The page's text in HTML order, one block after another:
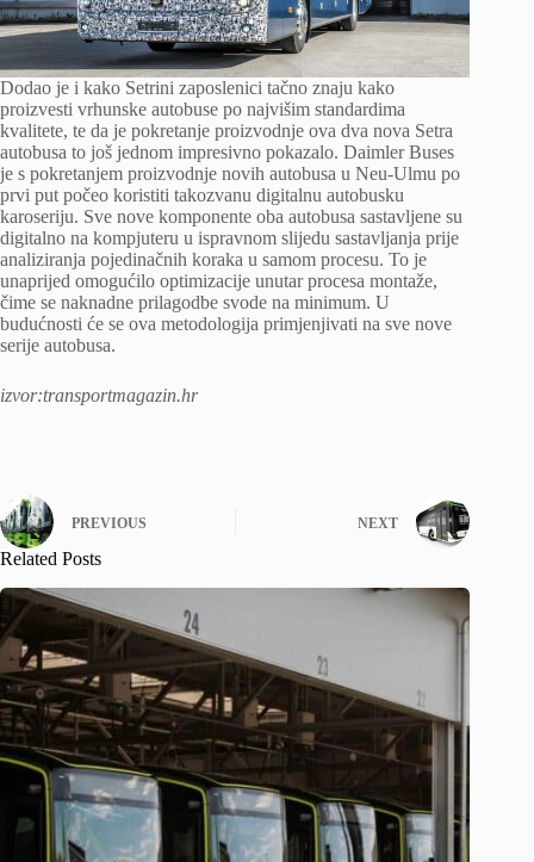
Dodao je i kako Setrini zaposlenici tačno znaju kako
proizvesti vrhunske autobuse po najvišim standardima
kvalitete, te da je pokretanje proizvodnje ova dva nova Setra
autobusa to još jednom impresivno pokazalo. Daimler Buses
je s pokretanjem proizvodnje novih autobusa u Neu-Ulmu po
prvi put počeo koristiti takozvanu digitalnu autobusku
karoseriju. Sve nove komponente oba autobusa sastavljene su
digitalno na kompjuteru u ispravnom slijedu sastavljanja prije
analiziranja pojedinačnih koraka u samom procesu. To je
unaprijed omogućilo optimizacije unutar procesa montaže,
čime se naknadne prilagodbe svode na minimum. U
budućnosti će se ova metodologija primjenjivati ​​na sve nove
serije autobusa.
izvor:transportmagazin.hr
PREVIOUS NEXT
Related Posts